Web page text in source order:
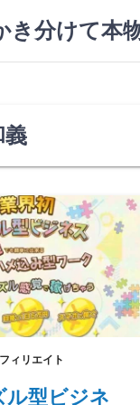
き分けて本
義
ィリエイト
ル型ビジネ